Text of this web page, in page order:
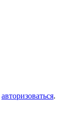
авторизоваться.